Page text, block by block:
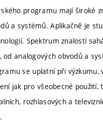
programu mají široké
a systémů. Aplikačně je
Spektrum znalostí
od analogových obvodů a
se uplatní při výzkumu,
jak pro všeobecné
rozhlasových a